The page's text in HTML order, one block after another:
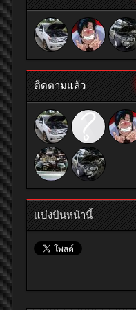
ติดตามแล้ว
แบ่งปันหน้านี้